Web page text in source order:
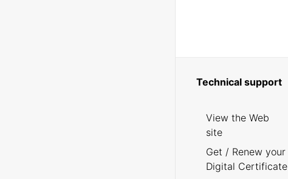
Technical support
View the Web
site
Get / Renew your
Digital Certificate